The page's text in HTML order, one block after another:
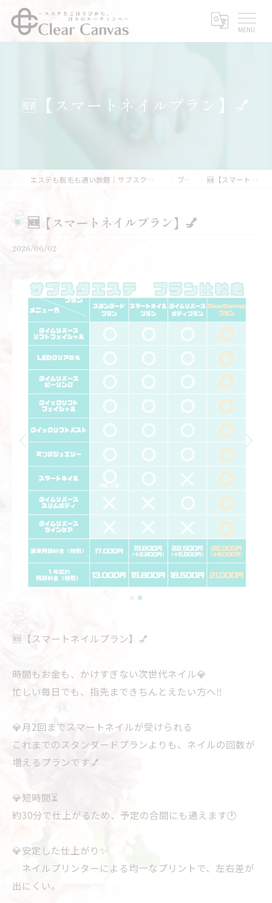
🆕【スマートネイルプラン】💅
エステも脱毛も通い放題｜サブスクエステなら三重県亀山市のClear Canvas ブログ 🆕【スマートネイルプラン】💅
🆕【スマートネイルプラン】💅
2026/06/02
🆕【スマートネイルプラン】💅
時間もお金も、かけすぎない次世代ネイル💎
忙しい毎日でも、指先まできちんとえたい方へ‼️
💎月2回までスマートネイルが受けられる
これまでのスタンダードプランよりも、ネイルの回数が
増えるプランです💅
💎短時間⏳
約30分で仕上がるため、予定の合間にも通えます🕐
💎安定した仕上がり✨
ネイルプリンターによる均一なプリントで、左右差が
出にくい。